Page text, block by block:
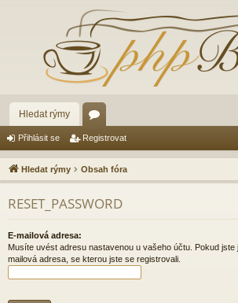
Hledat rýmy
ór
a
Přihlásit se Registrovat
Hledat rýmy Obsah fóra
RESET_PASSWORD
E-mailová adresa:
Musíte uvést adresu nastavenou u vašeho účtu. Pokud jste
mailová adresa, se kterou jste se registrovali.